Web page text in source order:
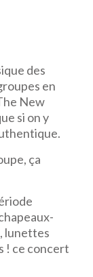
des
en
New
si on y
ça
lunettes
! ce concert